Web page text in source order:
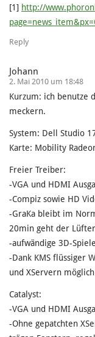
[1] http://
Reply
Johann
2. Mai 2010 um 18:48
Kurzum: ich benutze
meckern.
System: Dell Studio
Karte: Mobility
Freier Treiber:
-VGA und HDMI
-Compiz sowie HD
-GraKa bleibt im
20min geht der
-aufwändige 3D-
-Dank KMS flüssiger
und XServern möglich
Catalyst:
-VGA und HDMI
-Ohne gepatchten